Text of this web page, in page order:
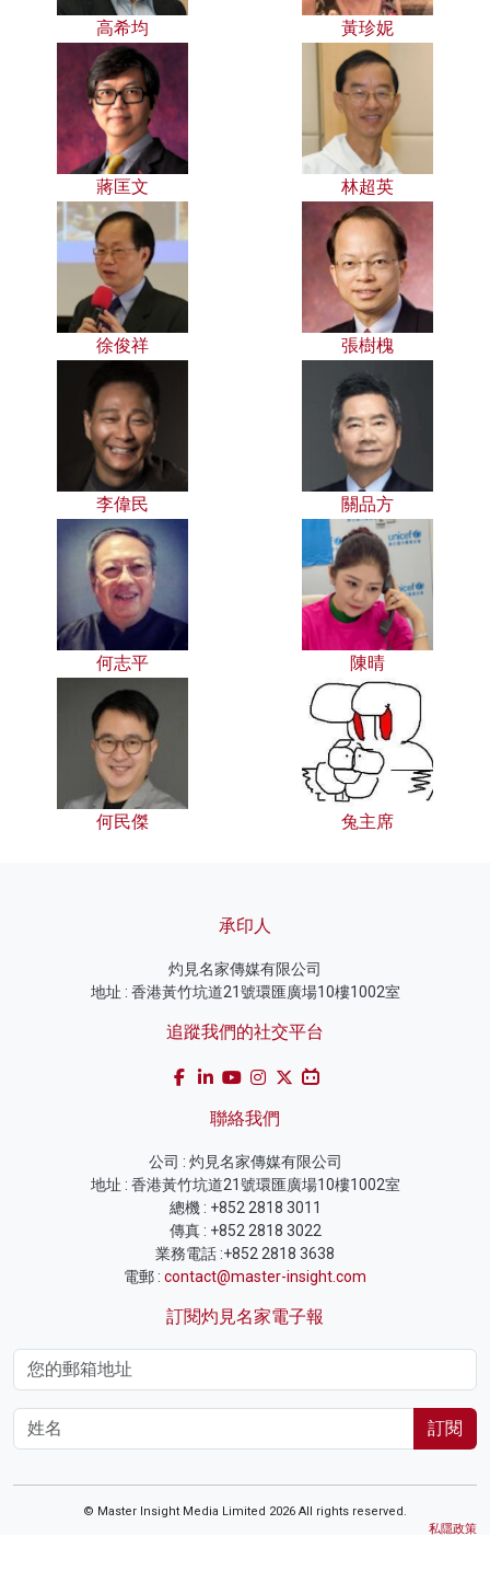
高希均 黃珍妮
蔣匡文 林超英
徐俊祥 張樹槐
李偉民 關品方
何志平 陳晴
何民傑 兔主席
承印人
灼見名家傳媒有限公司
地址 : 香港黃竹坑道21號環匯廣場10樓1002室
追蹤我們的社交平台
聯絡我們
公司 : 灼見名家傳媒有限公司
地址 : 香港黃竹坑道21號環匯廣場10樓1002室
總機 : +852 2818 3011
傳真 : +852 2818 3022
業務電話 :+852 2818 3638
電郵 : contact@master-insight.com
訂閱灼見名家電子報
訂閱
© Master Insight Media Limited 2026 All rights reserved.
私隱政策